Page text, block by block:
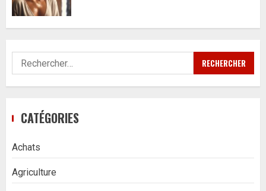
Rechercher :
CATÉGORIES
Achats
Agriculture